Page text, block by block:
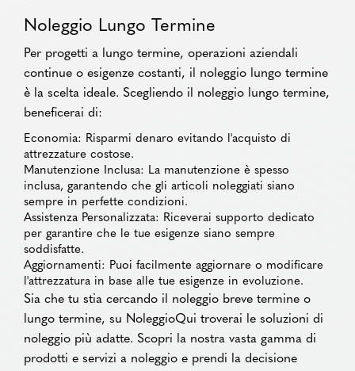
Noleggio Lungo Termine
Per progetti a lungo termine, operazioni aziendali
continue o esigenze costanti, il noleggio lungo termine
è la scelta ideale. Scegliendo il noleggio lungo termine,
beneficerai di:
Economia: Risparmi denaro evitando l'acquisto di
attrezzature costose.
Manutenzione Inclusa: La manutenzione è spesso
inclusa, garantendo che gli articoli noleggiati siano
sempre in perfette condizioni.
Assistenza Personalizzata: Riceverai supporto dedicato
per garantire che le tue esigenze siano sempre
soddisfatte.
Aggiornamenti: Puoi facilmente aggiornare o modificare
l'attrezzatura in base alle tue esigenze in evoluzione.
Sia che tu stia cercando il noleggio breve termine o
lungo termine, su NoleggioQui troverai le soluzioni di
noleggio più adatte. Scopri la nostra vasta gamma di
prodotti e servizi a noleggio e prendi la decisione